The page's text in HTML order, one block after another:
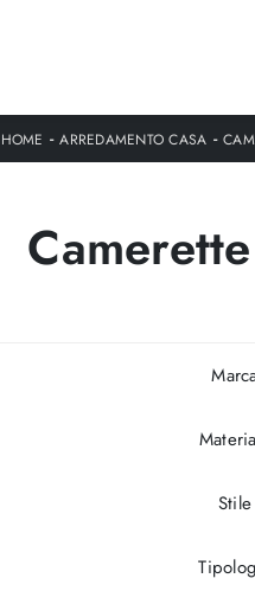
HOME -ARREDAMENTO CASA -
Stile